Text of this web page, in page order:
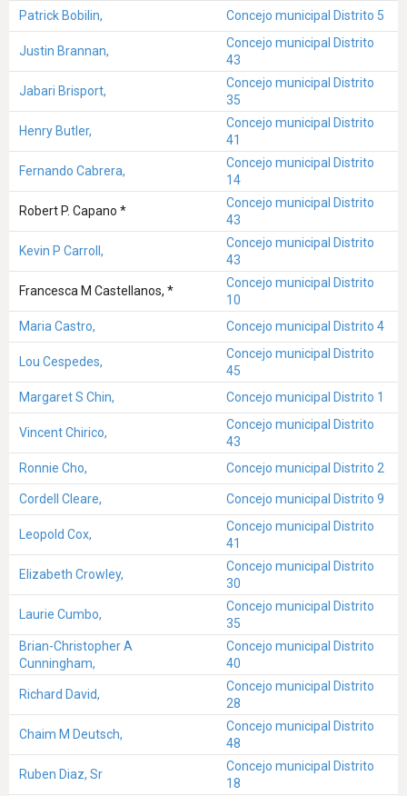
Patrick Bobilin, Concejo municipal Distrito 5
Justin Brannan,
Concejo municipal Distrito
43
Jabari Brisport,
Concejo municipal Distrito
35
Henry Butler,
Concejo municipal Distrito
41
Fernando Cabrera,
Concejo municipal Distrito
14
Robert P. Capano *
Concejo municipal Distrito
43
Kevin P Carroll,
Concejo municipal Distrito
43
Francesca M Castellanos, *
Concejo municipal Distrito
10
Maria Castro,
Concejo municipal Distrito 4
Lou Cespedes,
Concejo municipal Distrito
45
Margaret S Chin,
Concejo municipal Distrito 1
Vincent Chirico,
Concejo municipal Distrito
43
Ronnie Cho,
Concejo municipal Distrito 2
Cordell Cleare, Concejo municipal Distrito 9
Leopold Cox,
Concejo municipal Distrito
41
Elizabeth Crowley,
Concejo municipal Distrito
30
Laurie Cumbo,
Concejo municipal Distrito
35
Brian-Christopher A
Cunningham,
Concejo municipal Distrito
40
Richard David,
Concejo municipal Distrito
28
Chaim M Deutsch,
Concejo municipal Distrito
48
Ruben Diaz, Sr
Concejo municipal Distrito
18